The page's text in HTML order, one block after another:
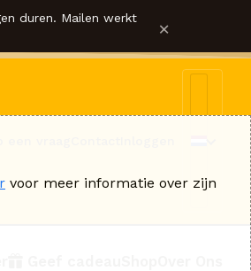
duren. Mailen werkt ×
voor meer informatie over zijn